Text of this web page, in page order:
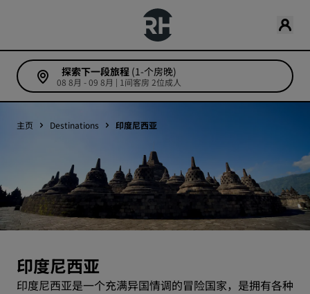
探索下一段旅程 (1-个房晚)
08 8月 - 09 8月 | 1间客房 2位成人
主页 Destinations 印度尼西亚
印度尼西亚
印度尼西亚是一个充满异国情调的冒险国家，是拥有各种